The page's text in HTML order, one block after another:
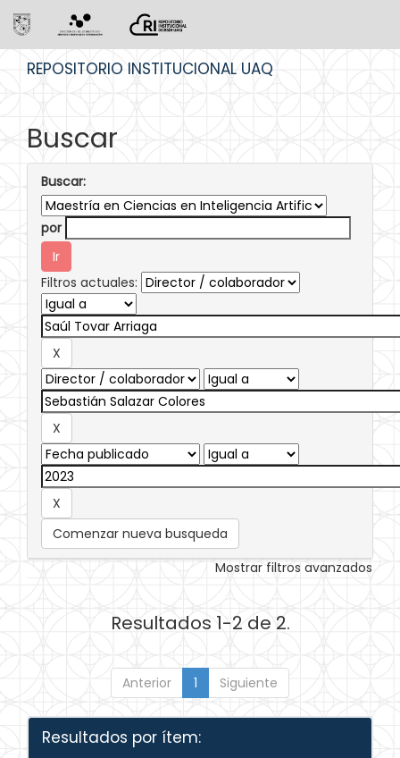
REPOSITORIO INSTITUCIONAL UAQ
Buscar
Buscar:
por
Filtros actuales:
Comenzar nueva busqueda
Mostrar filtros avanzados
Resultados 1-2 de 2.
Anterior 1 Siguiente
Resultados por ítem: